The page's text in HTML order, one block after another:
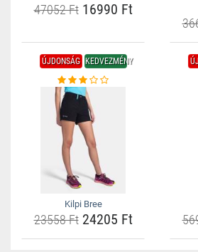
47052 Ft16990 Ft
ÚJDONSÁG KEDVEZMÉNY
Kilpi Bree
23558 Ft24205 Ft